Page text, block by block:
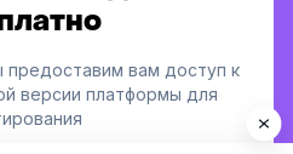
предоставим вам доступ к
версии платформы для